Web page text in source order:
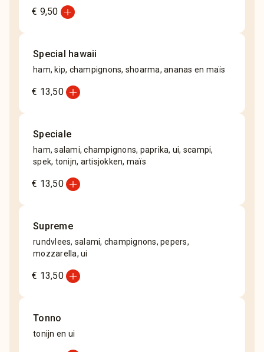
€ 9,50 add_circle
Special hawaii
ham, kip, champignons, shoarma, ananas en maïs
€ 13,50add_circle
Speciale
ham, salami, champignons, paprika, ui, scampi,
spek, tonijn, artisjokken, maïs
€ 13,50add_circle
Supreme
rundvlees, salami, champignons, pepers,
mozzarella, ui
€ 13,50add_circle
Tonno
tonijn en ui